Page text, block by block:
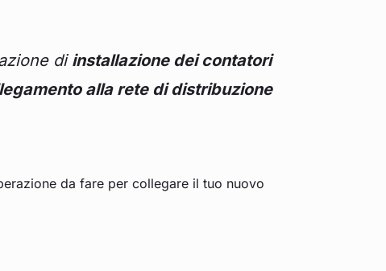
di installazione dei contatori
alla rete di distribuzione
da fare per collegare il tuo nuovo